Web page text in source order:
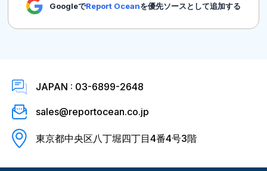
GoogleでReport Oceanを優先ソースとして追加する
JAPAN : 03-6899-2648
sales@reportocean.co.jp
東京都中央区八丁堀四丁目4番4号3階